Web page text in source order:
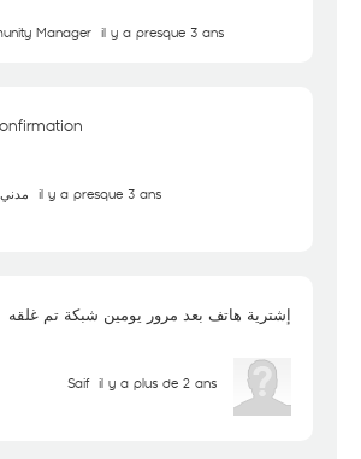
Manager il y a presque 3 ans
il y a presque 3 ans
إشترية هاتف بعد مرور يومين شبكة تم غلقه
Saif il y a plus de 2 ans